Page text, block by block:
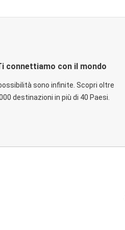
connettiamo con il mondo
sono infinite. Scopri oltre
destinazioni in più di 40 Paesi.